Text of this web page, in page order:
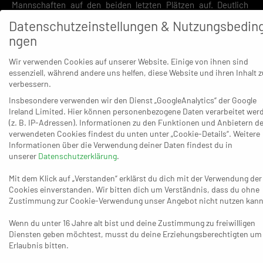
Mannschaften auf den beiden letzten Plätzen auf. Deutlich
mehr Freude am Sonntagabend hatte wenig überraschend
Essens Trainer Philipp Krüger: „Wir haben eine gute
mannschaftliche Geschlossenheit gezeigt und gerade in der
zweiten Halbzeit im gebundenen Spiel deutlich bessere
Entscheidungen getroffen. Unsere Abwehr hat einen
jetzt den zweiten Sieg in Folge feiern zu können. Ich hoffe, wir
können das beibehalten. Nächste Woche beim HC Weiden
wollen wir sicherlich an diese Leistung anknüpfen, die noch
mal einen Tick besser war als in den letzten Wochen. Darauf
Sicht dagegen mehr Schatten als Licht: „Bis auf zehn Minuten
in der zweiten Halbzeit haben wir hinten das Zentrum nicht
Minuten eigentlich nie zu unserem Spiel gefunden“, meinte der
BHC-Coach, „uns sind immer wieder extrem heftige Fehler
Datenschutzeinstellungen &
ngen
Wir verwenden Cookies auf unserer Website. Einige von ihnen sind
essenziell, während andere uns helfen, diese Website und ihren Inhalt
verbessern.
Insbesondere verwenden wir den Dienst „GoogleAnalytics“ der Google
Ireland Limited. Hier können personenbezogene Daten verarbeitet
(z. B. IP-Adressen). Informationen zu den Funktionen und Anbietern
verwendeten Cookies findest du unten unter „Cookie-Details“. Weitere
Informationen über die Verwendung deiner Daten findest du in
unserer Datenschutzerklärung.
Mit dem Klick auf „Verstanden“ erklärst du dich mit der Verwendung der
Cookies einverstanden. Wir bitten dich um Verständnis, dass du ohne
Zustimmung zur Cookie-Verwendung unser Angebot nicht nutzen
Wenn du unter 16 Jahre alt bist und deine Zustimmung zu freiwilligen
Diensten geben möchtest, musst du deine Erziehungsberechtigten um
Erlaubnis bitten.